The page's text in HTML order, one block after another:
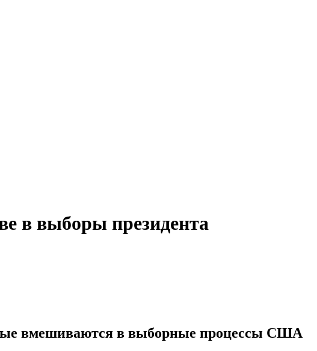
в выборы президента
вмешиваются в выборные процессы США